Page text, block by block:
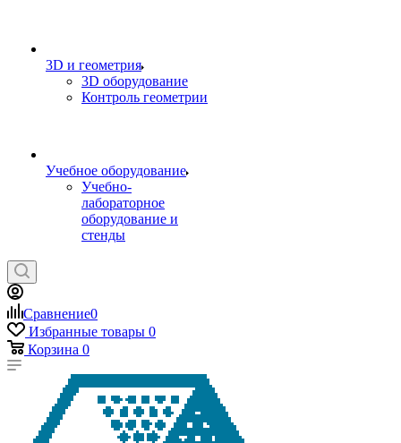
3D и геометрия
3D оборудование
Контроль геометрии
Учебное оборудование
Учебно-
лабораторное
оборудование и
стенды
Сравнение0
Избранные товары 0
Корзина 0